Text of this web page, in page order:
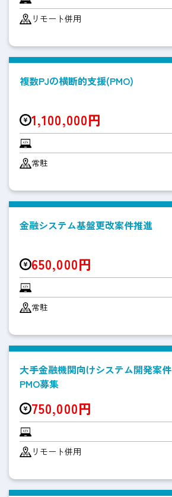
リモート併用
複数PJの横断的支援(PMO)
1,100,000円
常駐
金融システム基盤更改案件推進
650,000円
常駐
大手金融機関向けシステム開発案件
PMO募集
750,000円
リモート併用